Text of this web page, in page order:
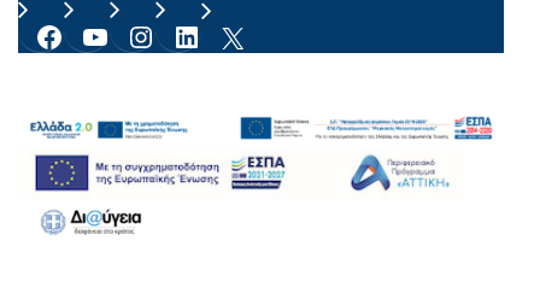
Facebook YouTube Instagram Linkedin